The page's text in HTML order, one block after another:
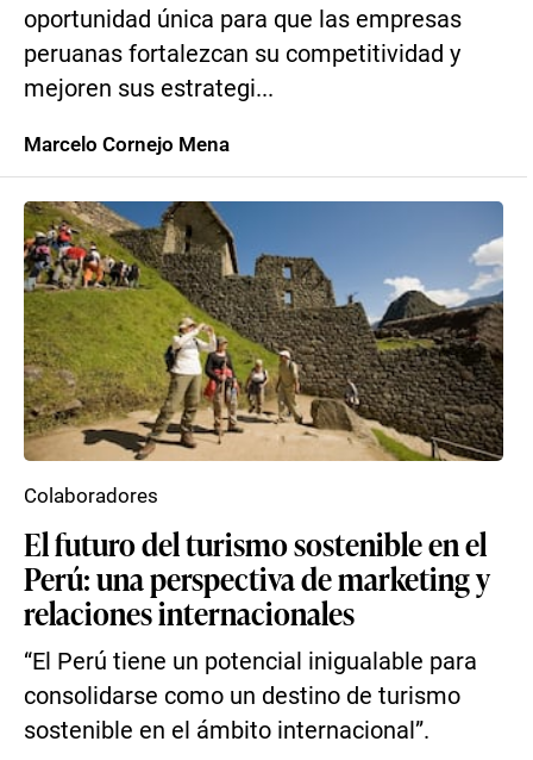
oportunidad única para que las empresas
peruanas fortalezcan su competitividad y
mejoren sus estrategi...
Marcelo Cornejo Mena
El futuro del turismo sostenible en el
Perú: una perspectiva de marketing y
relaciones internacionales
“El Perú tiene un potencial inigualable para
consolidarse como un destino de turismo
sostenible en el ámbito internacional”.
Colaboradores